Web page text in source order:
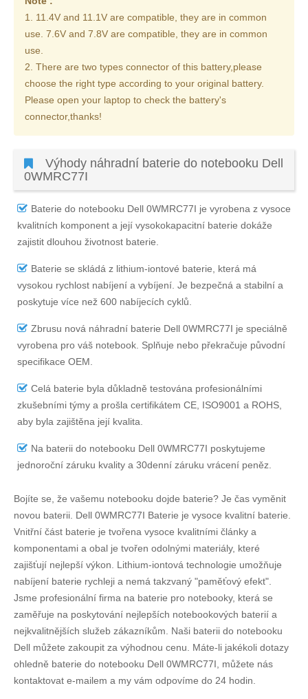
1. 11.4V and 11.1V are compatible, they are in common
use. 7.6V and 7.8V are compatible, they are in common
use.
2. There are two types connector of this battery,please
choose the right type according to your original battery.
Please open your laptop to check the battery's
connector,thanks!
Výhody náhradní baterie do notebooku Dell
0WMRC77I
Baterie do notebooku Dell 0WMRC77I je vyrobena z vysoce
kvalitních komponent a její vysokokapacitní baterie dokáže
zajistit dlouhou životnost baterie.
Baterie se skládá z lithium-iontové baterie, která má
vysokou rychlost nabíjení a vybíjení. Je bezpečná a stabilní a
poskytuje více než 600 nabíjecích cyklů.
Zbrusu nová náhradní baterie Dell 0WMRC77I je speciálně
vyrobena pro váš notebook. Splňuje nebo překračuje původní
specifikace OEM.
Celá baterie byla důkladně testována profesionálními
zkušebními týmy a prošla certifikátem CE, ISO9001 a ROHS,
aby byla zajištěna její kvalita.
Na baterii do notebooku Dell 0WMRC77I poskytujeme
jednoroční záruku kvality a 30denní záruku vrácení peněz.
Bojíte se, že vašemu notebooku dojde baterie? Je čas vyměnit
novou baterii. Dell 0WMRC77I Baterie je vysoce kvalitní baterie.
Vnitřní část baterie je tvořena vysoce kvalitními články a
komponentami a obal je tvořen odolnými materiály, které
zajišťují nejlepší výkon. Lithium-iontová technologie umožňuje
nabíjení baterie rychleji a nemá takzvaný "paměťový efekt".
Jsme profesionální firma na baterie pro notebooky, která se
zaměřuje na poskytování nejlepších notebookových baterií a
nejkvalitnějších služeb zákazníkům. Naši baterii do notebooku
Dell můžete zakoupit za výhodnou cenu. Máte-li jakékoli dotazy
ohledně baterie do notebooku Dell 0WMRC77I , můžete nás
kontaktovat e-mailem a my vám odpovíme do 24 hodin.